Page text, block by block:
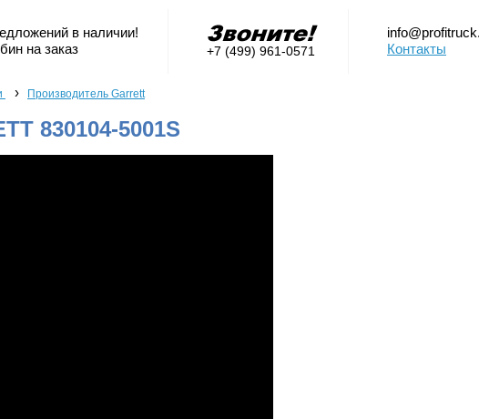
в наличии!
на заказ
+7 (499) 961-0571
Контакты
› Производитель Garrett
830104-5001S